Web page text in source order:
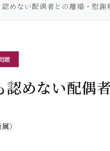
めない配偶者との離婚・慰謝
題
めない配偶
）